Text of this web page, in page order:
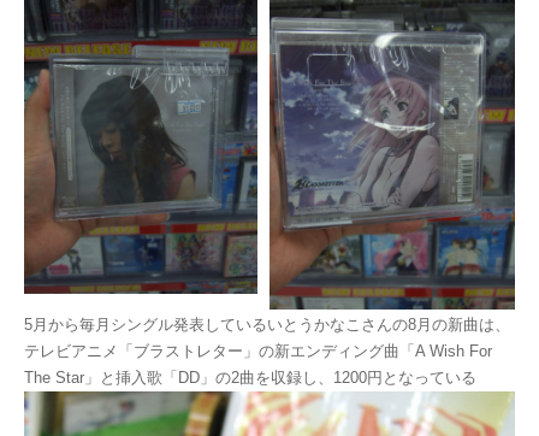
5月から毎月シングル発表しているいとうかなこさんの8月の新曲は、
テレビアニメ「ブラストレター」の新エンディング曲「A Wish For
The Star」と挿入歌「DD」の2曲を収録し、1200円となっている